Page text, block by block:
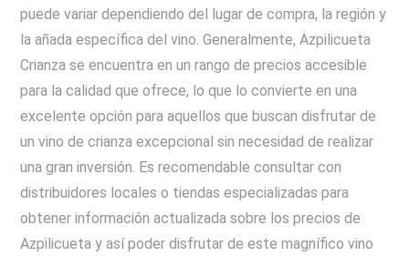
puede variar dependiendo del lugar de compra, la región y
la añada específica del vino. Generalmente, Azpilicueta
Crianza se encuentra en un rango de precios accesible
para la calidad que ofrece, lo que lo convierte en una
excelente opción para aquellos que buscan disfrutar de
un vino de crianza excepcional sin necesidad de realizar
una gran inversión. Es recomendable consultar con
distribuidores locales o tiendas especializadas para
obtener información actualizada sobre los precios de
Azpilicueta y así poder disfrutar de este magnífico vino